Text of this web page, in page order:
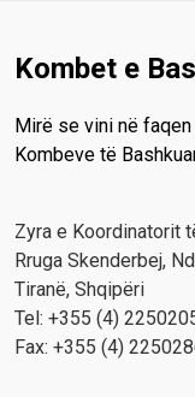
Kombet e
Mirë se vini në
Kombeve të
Zyra e Koordinatorit
Rruga Skenderbej,
Tiranë, Shqipëri
Tel: +355 (4)
Fax: +355 (4)